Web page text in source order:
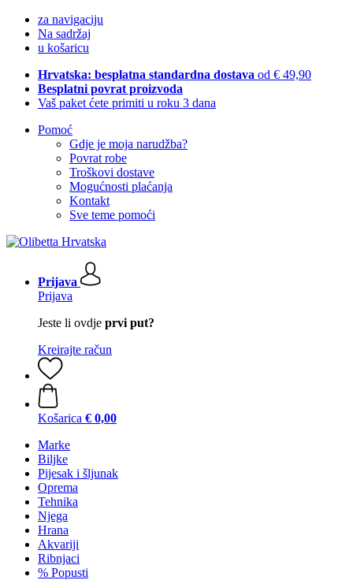
za navigaciju
Na sadržaj
u košaricu
Hrvatska: besplatna standardna dostava od € 49,90
Besplatni povrat proizvoda
Vaš paket ćete primiti u roku 3 dana
Pomoć
Gdje je moja narudžba?
Povrat robe
Troškovi dostave
Mogućnosti plaćanja
Kontakt
Sve teme pomoći
Prijava
Prijava
Jeste li ovdje prvi put?
Kreirajte račun
Košarica € 0,00
Marke
Biljke
Pijesak i šljunak
Oprema
Tehnika
Njega
Hrana
Akvariji
Ribnjaci
% Popusti